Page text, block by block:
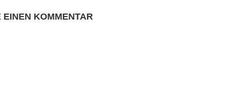
EINEN KOMMENTAR